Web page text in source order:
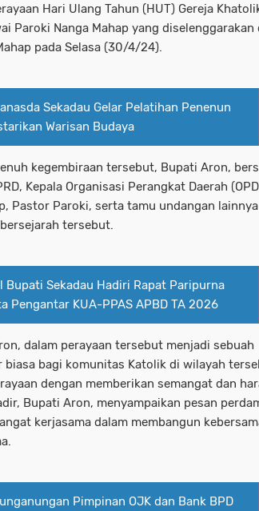
Hari Ulang Tahun (HUT) Gereja
Paroki Nanga Mahap yang diselenggarakan
pada Selasa (30/4/24).
Sekadau Gelar Pelatihan Penenun
Warisan Budaya
kegembiraan tersebut, Bupati Aron,
Kepala Organisasi Perangkat Daerah
Pastor Paroki, serta tamu undangan
tersebut.
Bupati Sekadau Hadiri Rapat Paripurna
Pengantar KUA-PPAS APBD TA 2026
dalam perayaan tersebut menjadi sebuah
biasa bagi komunitas Katolik di wilayah
dengan memberikan semangat dan
Bupati Aron, menyampaikan pesan
kerjasama dalam membangun
Pimpinan OJK dan Bank BPD